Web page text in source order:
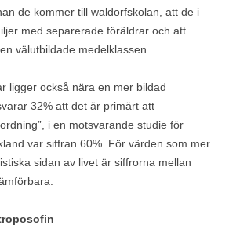
de kommer till waldorfskolan, att de i
med separerade föräldrar och att
välutbildade medelklassen.
ligger också nära en mer bildad
32% att det är primärt att
i en motsvarande studie för
var siffran 60%. För värden som mer
sidan av livet är siffrorna mellan